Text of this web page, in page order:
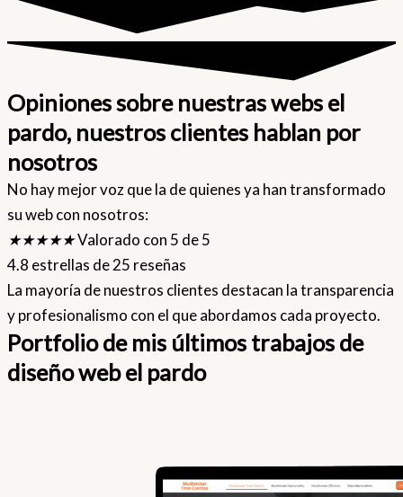
Opiniones sobre nuestras webs el
pardo, nuestros clientes hablan por
nosotros
No hay mejor voz que la de quienes ya han transformado
su web con nosotros:
★★★★★Valorado con 5 de 5
4.8 estrellas de 25 reseñas
La mayoría de nuestros clientes destacan la transparencia
y profesionalismo con el que abordamos cada proyecto.
Portfolio de mis últimos trabajos de
diseño web el pardo